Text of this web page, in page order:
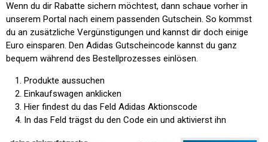
Wenn du dir Rabatte sichern möchtest, dann schaue vorher in
unserem Portal nach einem passenden Gutschein. So kommst
du an zusätzliche Vergünstigungen und kannst dir doch einige
Euro einsparen. Den Adidas Gutscheincode kannst du ganz
bequem während des Bestellprozesses einlösen.
Produkte aussuchen
Einkaufswagen anklicken
Hier findest du das Feld Adidas Aktionscode
In das Feld trägst du den Code ein und aktivierst ihn